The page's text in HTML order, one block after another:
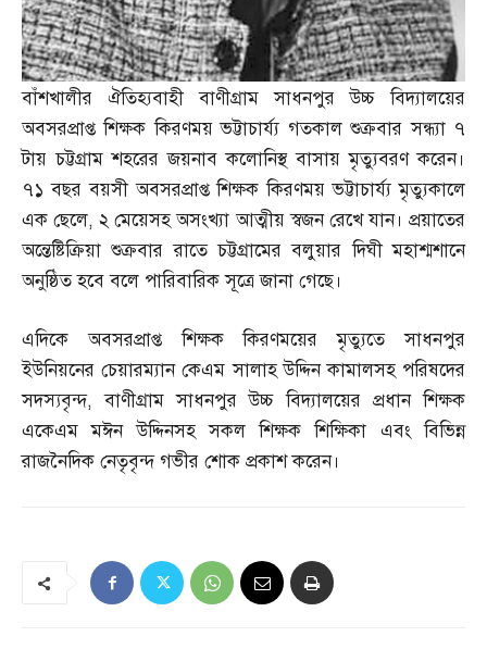
বাঁশখালীর ঐতিহ্যবাহী বাণীগ্রাম সাধনপুর উচ্চ বিদ্যালয়ের
অবসরপ্রাপ্ত শিক্ষক কিরণময় ভট্টাচার্য্য গতকাল শুক্রবার সন্ধ্যা ৭
টায় চট্টগ্রাম শহরের জয়নাব কলোনিস্থ বাসায় মৃত্যুবরণ করেন।
৭১ বছর বয়সী অবসরপ্রাপ্ত শিক্ষক কিরণময় ভট্টাচার্য্য মৃত্যুকালে
এক ছেলে,২ মেয়েসহ অসংখ্যা আত্মীয় স্বজন রেখে যান। প্রয়াতের
অন্তেষ্টিক্রিয়া শুক্রবার রাতে চট্টগ্রামের বলুয়ার দিঘী মহাশ্মশানে
অনুষ্ঠিত হবে বলে পারিবারিক সূত্রে জানা গেছে।
এদিকে অবসরপ্রাপ্ত শিক্ষক কিরণময়ের মৃত্যুতে সাধনপুর
ইউনিয়নের চেয়ারম্যান কেএম সালাহ উদ্দিন কামালসহ পরিষদের
সদস্যবৃন্দ,বাণীগ্রাম সাধনপুর উচ্চ বিদ্যালয়ের প্রধান শিক্ষক
একেএম মঈন উদ্দিনসহ সকল শিক্ষক শিক্ষিকা এবং বিভিন্ন
রাজনৈদিক নেতৃবৃন্দ গভীর শোক প্রকাশ করেন।